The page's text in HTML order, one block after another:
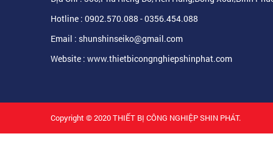
Hotline : 0902.570.088 - 0356.454.088
Email : shunshinseiko@gmail.com
Website : www.thietbicongnghiepshinphat.com
Copyright © 2020THIẾT BỊ CÔNG NGHIỆP SHIN PHÁT.